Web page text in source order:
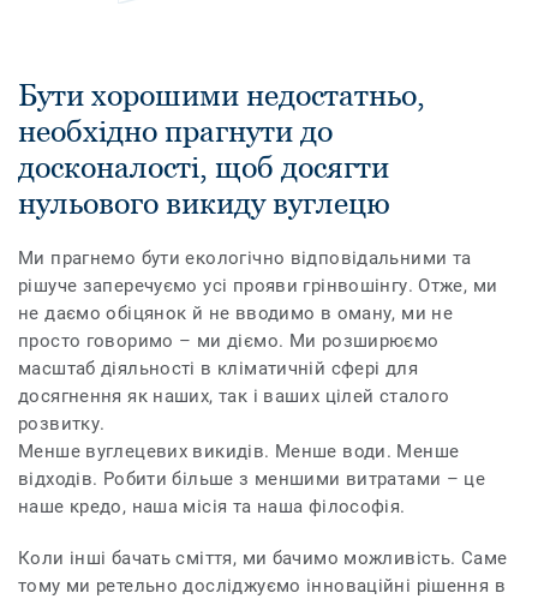
Бути хорошими недостатньо,
необхідно прагнути до
досконалості, щоб досягти
нульового викиду вуглецю
Ми прагнемо бути екологічно відповідальними та
рішуче заперечуємо усі прояви грінвошінгу. Отже, ми
не даємо обіцянок й не вводимо в оману, ми не
просто говоримо – ми діємо. Ми розширюємо
масштаб діяльності в кліматичній сфері для
досягнення як наших, так і ваших цілей сталого
розвитку.
Менше вуглецевих викидів. Менше води. Менше
відходів. Робити більше з меншими витратами – це
наше кредо, наша місія та наша філософія.
Коли інші бачать сміття, ми бачимо можливість. Саме
тому ми ретельно досліджуємо інноваційні рішення в